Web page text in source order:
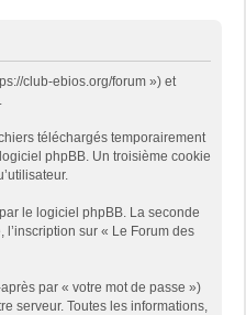
club-ebios.org/forum ») et
téléchargés temporairement
phpBB. Un troisième cookie
le logiciel phpBB. La seconde
sur « Le Forum des
par « votre mot de passe »)
serveur. Toutes les informations,